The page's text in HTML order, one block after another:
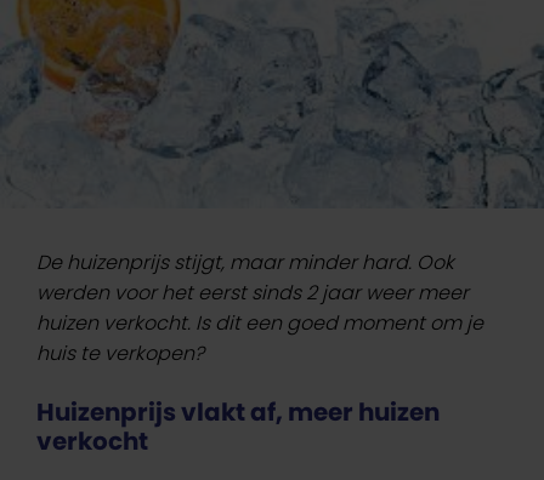
De huizenprijs stijgt, maar minder hard. Ook
werden voor het eerst sinds 2 jaar weer meer
huizen verkocht. Is dit een goed moment om je
huis te verkopen?
Huizenprijs vlakt af, meer huizen
verkocht